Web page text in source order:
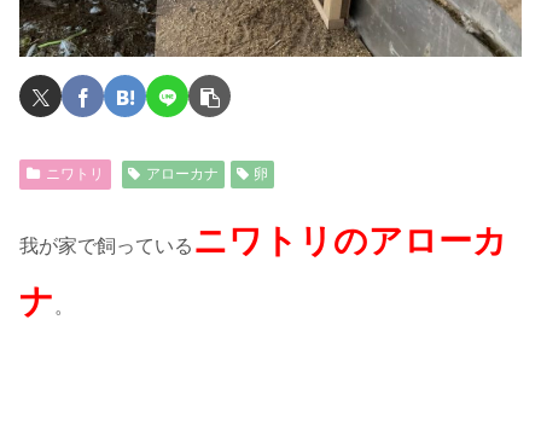
ニワトリ アローカナ 卵
我が家で飼っている ニワトリのアローカ
ナ 。